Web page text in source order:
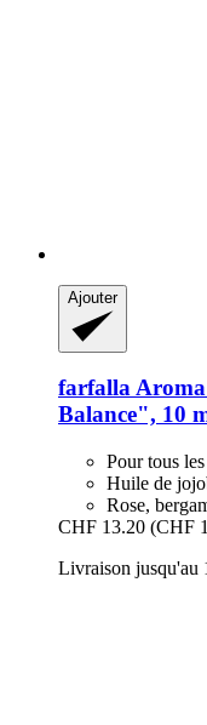
Ajouter
farfalla
Balance", 10
Pour tous
Huile de
Rose,
CHF 13.20 (CHF
Livraison jusqu'au